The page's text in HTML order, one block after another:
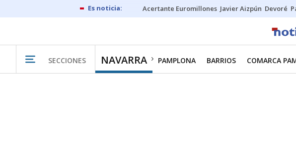
Acertante Euromillones Javier Aizpún Devoré
SECCIONES NAVARRA PAMPLONA BARRIOS COMARCA